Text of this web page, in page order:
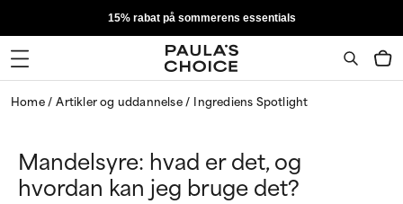
15% rabat på sommerens essentials
Home Artikler og uddannelse Ingrediens Spotlight
Mandelsyre: hvad er det, og
hvordan kan jeg bruge det?